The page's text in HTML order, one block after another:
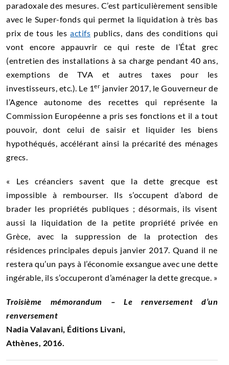
paradoxale des mesures. C’est particulièrement sensible
avec le Super-fonds qui permet la liquidation à très bas
prix de tous lesactifs publics, dans des conditions qui
vont encore appauvrir ce qui reste de l’État grec
(entretien des installations à sa charge pendant 40 ans,
exemptions de TVA et autres taxes pour les
investisseurs, etc.). Le 1er janvier 2017, le Gouverneur de
l’Agence autonome des recettes qui représente la
Commission Européenne a pris ses fonctions et il a tout
pouvoir, dont celui de saisir et liquider les biens
hypothéqués, accélérant ainsi la précarité des ménages
grecs.
« Les créanciers savent que la dette grecque est
impossible à rembourser. Ils s’occupent d’abord de
brader les propriétés publiques ; désormais, ils visent
aussi la liquidation de la petite propriété privée en
Grèce, avec la suppression de la protection des
résidences principales depuis janvier 2017. Quand il ne
restera qu’un pays à l’économie exsangue avec une dette
ingérable, ils s’occuperont d’aménager la dette grecque. »
Troisième mémorandum – Le renversement d’un
renversement
Nadia Valavani, Éditions Livani,
Athènes, 2016.